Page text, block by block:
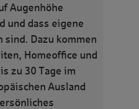
Augenhöhe
und dass eigene
sind. Dazu kommen
Homeoffice und
zu 30 Tage im
Ausland